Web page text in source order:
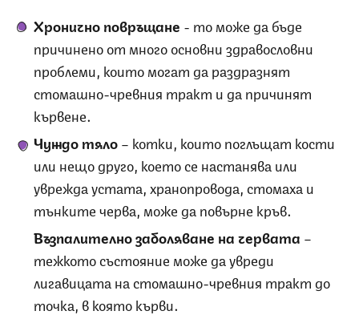
Хронично повръщане - то може да бъде
причинено от много основни здравословни
проблеми, които могат да раздразнят
стомашно-чревния тракт и да причинят
кървене.
Чуждо тяло– котки, които поглъщат кости
или нещо друго, което се настанява или
уврежда устата, хранопровода, стомаха и
тънките черва, може да повърне кръв.
Възпалително заболяване на червата –
тежкото състояние може да увреди
лигавицата на стомашно-чревния тракт до
точка, в която кърви.